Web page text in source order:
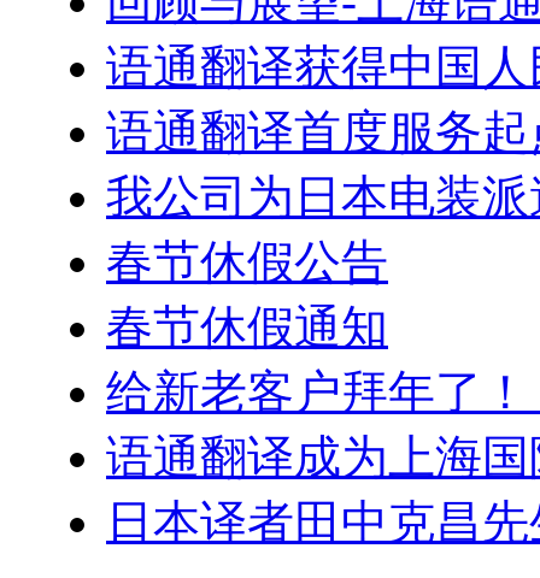
语通翻译获得中国
语通翻译首度服务
我公司为日本电装
春节休假公告
春节休假通知
给新老客户拜年了
语通翻译成为上海
日本译者田中克昌